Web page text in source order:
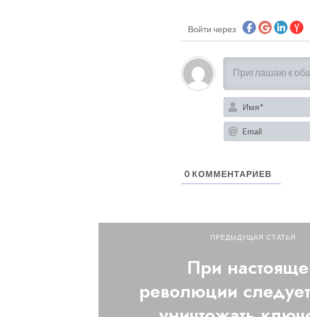
Войти через
0 КОММЕНТАРИЕВ
ПРЕДЫДУЩАЯ СТАТЬЯ
При
революции